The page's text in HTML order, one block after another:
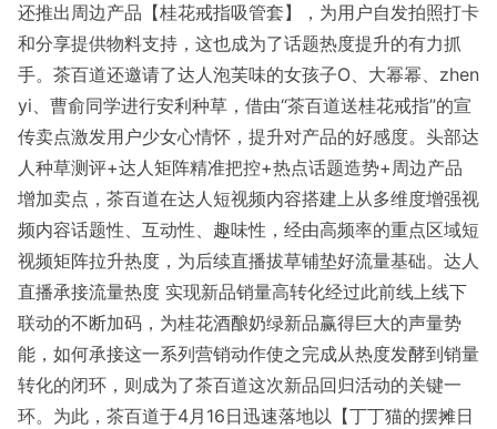
还推出周边产品【桂花戒指吸管套】，为用户自发拍照打卡
和分享提供物料支持，这也成为了话题热度提升的有力抓
手。茶百道还邀请了达人泡芙味的女孩子O、大幂幂、zhen
yi、曹俞同学进行安利种草，借由“茶百道送桂花戒指”的宣
传卖点激发用户少女心情怀，提升对产品的好感度。头部达
人种草测评+达人矩阵精准把控+热点话题造势+周边产品
增加卖点，茶百道在达人短视频内容搭建上从多维度增强视
频内容话题性、互动性、趣味性，经由高频率的重点区域短
视频矩阵拉升热度，为后续直播拔草铺垫好流量基础。达人
直播承接流量热度 实现新品销量高转化经过此前线上线下
联动的不断加码，为桂花酒酿奶绿新品赢得巨大的声量势
能，如何承接这一系列营销动作使之完成从热度发酵到销量
转化的闭环，则成为了茶百道这次新品回归活动的关键一
环。为此，茶百道于4月16日迅速落地以【丁丁猫的摆摊日